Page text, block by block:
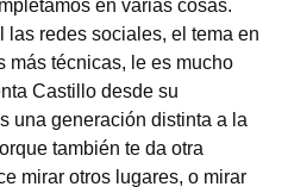
en varias cosas.
las redes sociales, el tema en
más técnicas, le es mucho
Castillo desde su
una generación distinta a la
también te da otra
mirar otros lugares, o mirar